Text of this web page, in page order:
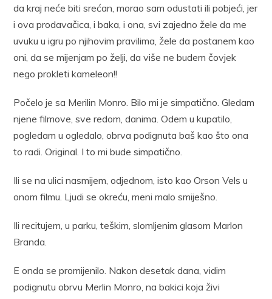
da kraj neće biti srećan, morao sam odustati ili pobjeći, jer
i ova prodavačica, i baka, i ona, svi zajedno žele da me
uvuku u igru po njihovim pravilima, žele da postanem kao
oni, da se mijenjam po želji, da više ne budem čovjek
nego prokleti kameleon!!
Počelo je sa Merilin Monro. Bilo mi je simpatično. Gledam
njene filmove, sve redom, danima. Odem u kupatilo,
pogledam u ogledalo, obrva podignuta baš kao što ona
to radi. Original. I to mi bude simpatično.
Ili se na ulici nasmijem, odjednom, isto kao Orson Vels u
onom filmu. Ljudi se okreću, meni malo smiješno.
Ili recitujem, u parku, teškim, slomljenim glasom Marlon
Branda.
E onda se promijenilo. Nakon desetak dana, vidim
podignutu obrvu Merlin Monro, na bakici koja živi